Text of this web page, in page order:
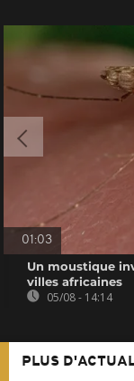
01:03
Un moustique
villes africaines
05/08 - 14:14
PLUS